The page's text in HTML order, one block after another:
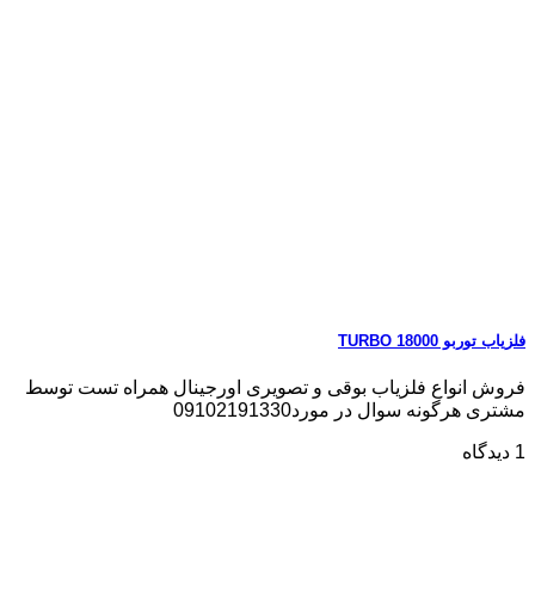
فلزیاب توربو TURBO 18000
فروش انواع فلزیاب بوقی و تصویری اورجینال همراه تست توسط
مشتری هرگونه سوال در مورد09102191330
1 دیدگاه